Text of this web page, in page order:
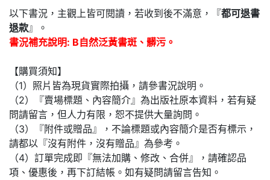
以下書況，主觀上皆可閱讀，若收到後不滿意，『都可退書
退款』。
書況補充說明: B自然泛黃書斑、髒污。
【購買須知】
（1）照片皆為現貨實際拍攝，請參書況說明。
（2）『賣場標題、內容簡介』為出版社原本資料，若有疑
問請留言，但人力有限，恕不提供大量詢問。
（3）『附件或贈品』，不論標題或內容簡介是否有標示，
請都以『沒有附件，沒有贈品』為參考。
（4）訂單完成即『無法加購、修改、合併』，請確認品
項、優惠後，再下訂結帳。如有疑問請留言告知。